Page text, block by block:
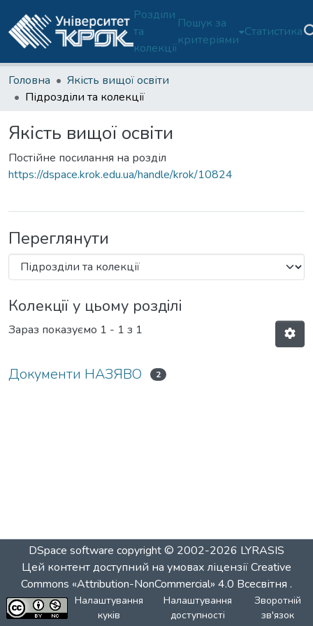
Розділи
та
колекції
Пошук за
критеріями
Статистика
Головна
Якість вищої освіти
Підрозділи та колекції
Якість вищої освіти
Постійне посилання на розділ
https://dspace.krok.edu.ua/handle/krok/10824
Переглянути
Колекції у цьому розділі
Зараз показуємо 1 - 1 з 1
Документи НАЗЯВО 2
DSpace software copyright © 2002-2026 LYRASIS
Цей контент доступний на умовах ліцензіїCreative
Commons «Attribution-NonCommercial» 4.0 Всесвітня .
Налаштування
куків
Налаштування
доступності
Зворотній
зв'язок